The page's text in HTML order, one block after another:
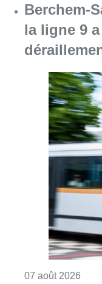
Berchem-
la ligne 9
07 août 2026